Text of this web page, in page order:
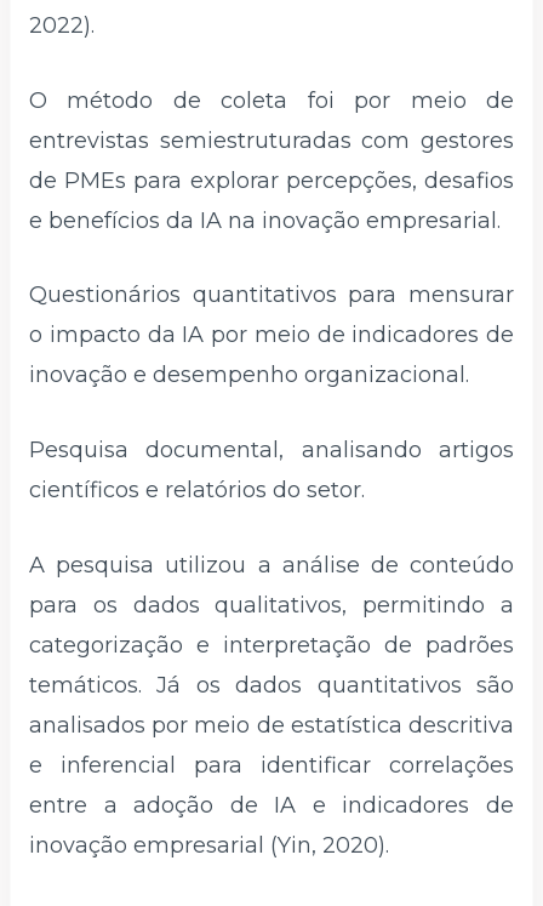
2022).
O método de coleta foi por meio de
entrevistas semiestruturadas com gestores
de PMEs para explorar percepções, desafios
e benefícios da IA na inovação empresarial.
Questionários quantitativos para mensurar
o impacto da IA por meio de indicadores de
inovação e desempenho organizacional.
Pesquisa documental, analisando artigos
científicos e relatórios do setor.
A pesquisa utilizou a análise de conteúdo
para os dados qualitativos, permitindo a
categorização e interpretação de padrões
temáticos. Já os dados quantitativos são
analisados por meio de estatística descritiva
e inferencial para identificar correlações
entre a adoção de IA e indicadores de
inovação empresarial (Yin, 2020).